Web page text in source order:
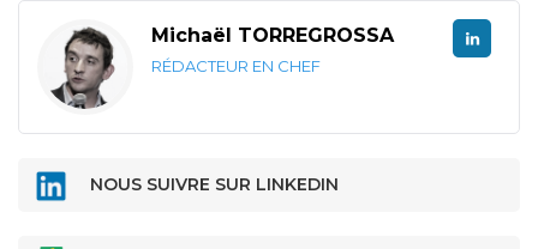
Michaël TORREGROSSA
RÉDACTEUR EN CHEF
NOUS SUIVRE SUR LINKEDIN